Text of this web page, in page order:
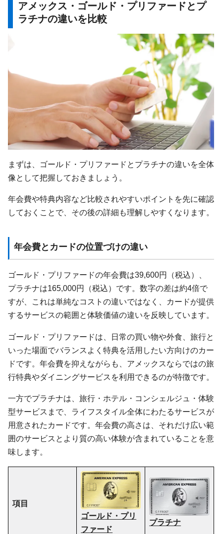
アメックス・ゴールド・プリファードとプ
ラチナの違いを比較
まずは、ゴールド・プリファードとプラチナの違いを全体
像として把握しておきましょう。
年会費や特典内容など比較されやすいポイントを先に確認
しておくことで、その後の詳細も理解しやすくなります。
年会費とカードの位置づけの違い
ゴールド・プリファードの年会費は39,600円（税込）、
プラチナは165,000円（税込）です。数字の差は約4倍で
すが、これは単純なコストの違いではなく、カードが提供
するサービスの範囲と体験価値の違いを反映しています。
ゴールド・プリファードは、日常の買い物や外食、旅行と
いった場面でバランスよく特典を活用したい方向けのカー
ドです。年会費を抑えながらも、アメックスならではの旅
行特典やダイニングサービスを利用できるのが特徴です。
一方でプラチナは、旅行・ホテル・コンシェルジュ・体験
型サービスまで、ライフスタイル全体にわたるサービスが
用意されたカードです。年会費の高さは、それだけ広い範
囲のサービスとより質の高い体験が含まれていることを意
味します。
項目
ゴールド・プリ
ファード
プラチナ